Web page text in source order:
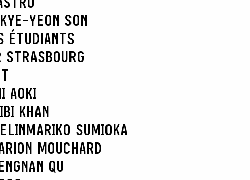
KYE-YEON SON
ÉTUDIANTS
AOKI
KHAN
MARIKO SUMIOKA
MOUCHARD
QU